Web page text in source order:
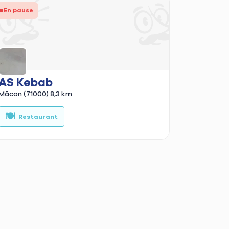
En pause
Kebab
(71000) 8,3 km
🍽️ Restaurant